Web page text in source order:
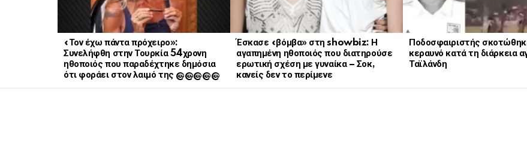
«Τον έχω πάντα πρόχειρο»:
Συνελήφθη στην Τουρκία 54χρονη
ηθοποιός που παραδέχτηκε δημόσια
ότι φοράει στον λαιμό της @@@@@
Έσκασε «βόμβα» στη showbiz: Η
αγαπημένη ηθοποιός που διατηρούσε
ερωτική σχέση με γυναίκα – Σοκ,
κανείς δεν το περίμενε
Ποδοσφαιριστής
κεραυνό κατά τη διάρκεια
Ταϊλάνδη